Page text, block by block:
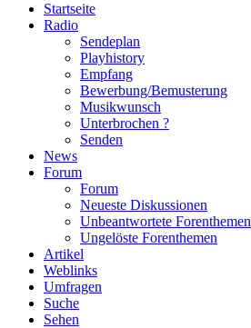
Startseite
Radio
Sendeplan
Playhistory
Empfang
Bewerbung/Bemusterung
Musikwunsch
Unterbrochen ?
Senden
News
Forum
Forum
Neueste Diskussionen
Unbeantwortete Forenthemen
Ungelöste Forenthemen
Artikel
Weblinks
Umfragen
Suche
Sehen